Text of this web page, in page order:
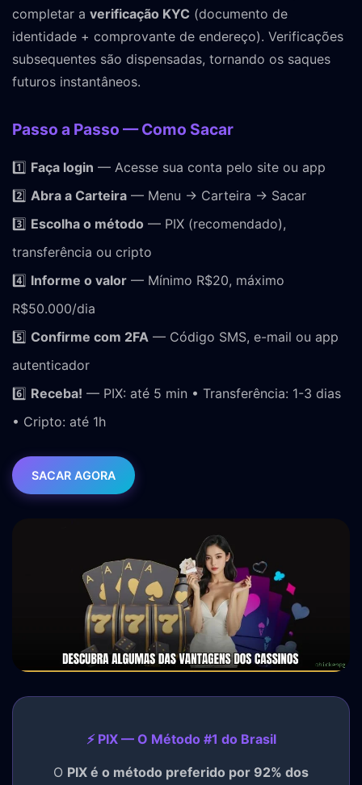
completar a verificação KYC (documento de
identidade + comprovante de endereço). Verificações
subsequentes são dispensadas, tornando os saques
futuros instantâneos.
Passo a Passo — Como Sacar
1️⃣ Faça login — Acesse sua conta pelo site ou app
2️⃣ Abra a Carteira — Menu → Carteira → Sacar
3️⃣ Escolha o método — PIX (recomendado),
transferência ou cripto
4️⃣ Informe o valor — Mínimo R$20, máximo
R$50.000/dia
5️⃣ Confirme com 2FA — Código SMS, e-mail ou app
autenticador
6️⃣ Receba! — PIX: até 5 min • Transferência: 1-3 dias
• Cripto: até 1h
SACAR AGORA
⚡ PIX — O Método #1 do Brasil
O PIX é o método preferido por 92% dos